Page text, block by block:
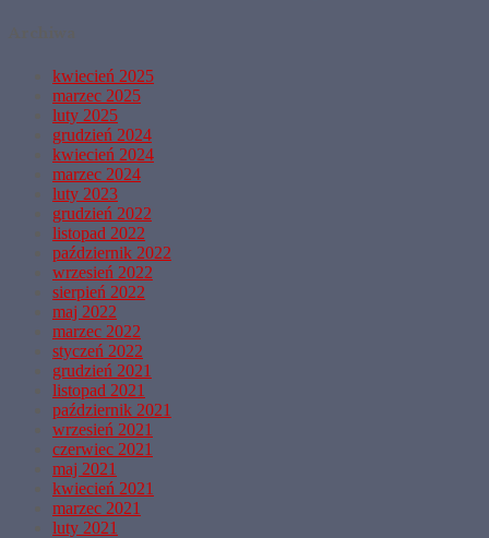
kwiecień 2025
marzec 2025
luty 2025
grudzień 2024
kwiecień 2024
marzec 2024
luty 2023
grudzień 2022
listopad 2022
październik 2022
wrzesień 2022
sierpień 2022
maj 2022
marzec 2022
styczeń 2022
grudzień 2021
listopad 2021
październik 2021
wrzesień 2021
czerwiec 2021
maj 2021
kwiecień 2021
marzec 2021
luty 2021